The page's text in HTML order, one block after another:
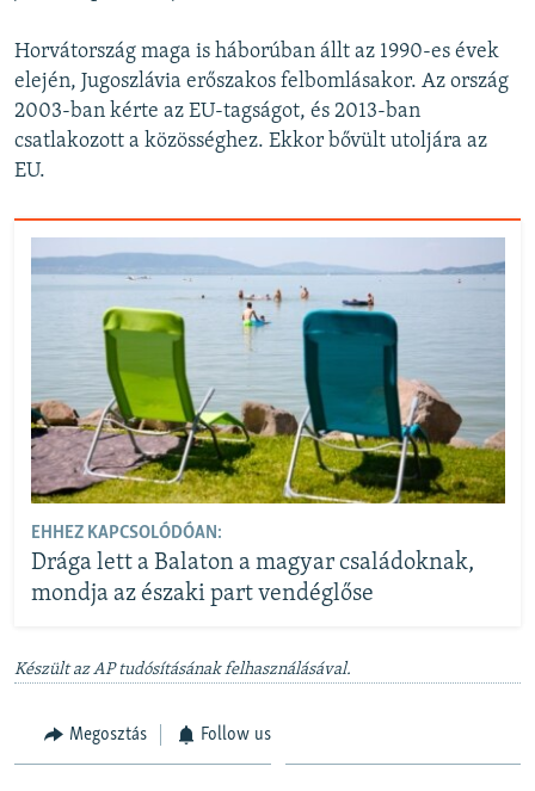
Horvátország maga is háborúban állt az 1990-es évek
elején, Jugoszlávia erőszakos felbomlásakor. Az ország
2003-ban kérte az EU-tagságot, és 2013-ban
csatlakozott a közösséghez. Ekkor bővült utoljára az
EU.
EHHEZ KAPCSOLÓDÓAN:
Drága lett a Balaton a magyar családoknak,
mondja az északi part vendéglőse
Készült az AP tudósításának felhasználásával.
Megosztás Follow us